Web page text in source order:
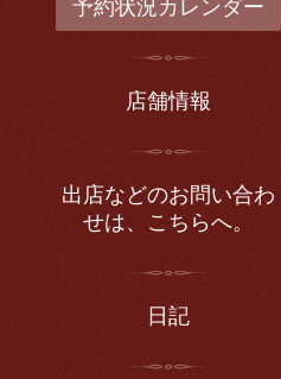
予約状況カレンダー
店舗情報
出店などのお問い合わ
せは、こちらへ。
日記